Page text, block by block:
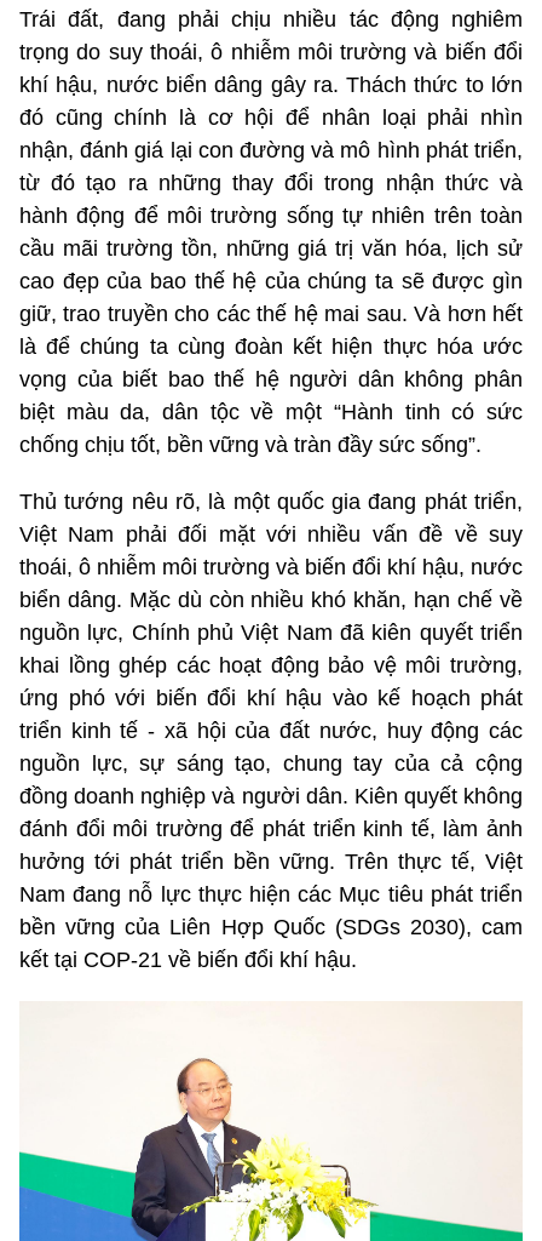
Trái đất, đang phải chịu nhiều tác động nghiêm
trọng do suy thoái, ô nhiễm môi trường và biến đổi
khí hậu, nước biển dâng gây ra. Thách thức to lớn
đó cũng chính là cơ hội để nhân loại phải nhìn
nhận, đánh giá lại con đường và mô hình phát triển,
từ đó tạo ra những thay đổi trong nhận thức và
hành động để môi trường sống tự nhiên trên toàn
cầu mãi trường tồn, những giá trị văn hóa, lịch sử
cao đẹp của bao thế hệ của chúng ta sẽ được gìn
giữ, trao truyền cho các thế hệ mai sau. Và hơn hết
là để chúng ta cùng đoàn kết hiện thực hóa ước
vọng của biết bao thế hệ người dân không phân
biệt màu da, dân tộc về một “Hành tinh có sức
chống chịu tốt, bền vững và tràn đầy sức sống”.
Thủ tướng nêu rõ, là một quốc gia đang phát triển,
Việt Nam phải đối mặt với nhiều vấn đề về suy
thoái, ô nhiễm môi trường và biến đổi khí hậu, nước
biển dâng. Mặc dù còn nhiều khó khăn, hạn chế về
nguồn lực, Chính phủ Việt Nam đã kiên quyết triển
khai lồng ghép các hoạt động bảo vệ môi trường,
ứng phó với biến đổi khí hậu vào kế hoạch phát
triển kinh tế - xã hội của đất nước, huy động các
nguồn lực, sự sáng tạo, chung tay của cả cộng
đồng doanh nghiệp và người dân. Kiên quyết không
đánh đổi môi trường để phát triển kinh tế, làm ảnh
hưởng tới phát triển bền vững. Trên thực tế, Việt
Nam đang nỗ lực thực hiện các Mục tiêu phát triển
bền vững của Liên Hợp Quốc (SDGs 2030), cam
kết tại COP-21 về biến đổi khí hậu.